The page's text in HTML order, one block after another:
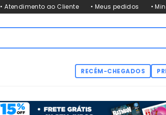
• Atendimento ao Cliente • Meus pedidos •
RECÉM-CHEGADOS